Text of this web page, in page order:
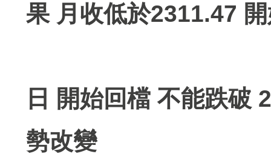
果 月收低於2311.47
日 開始回檔 不能跌破
勢改變